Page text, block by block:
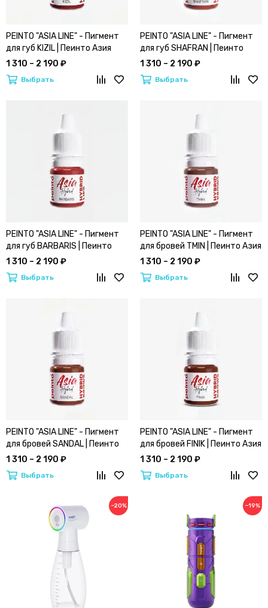
PEINTO "ASIA LINE" - Пигмент
для губ KIZIL | Пеинто Азия
Лайн (Кизил)
1 310 – 2 190 ₽
Выбрать
PEINTO "ASIA LINE" - Пигмент
для губ SHAFRAN | Пеинто
Азия Лайн (Шафран)
1 310 – 2 190 ₽
Выбрать
PEINTO "ASIA LINE" - Пигмент
для губ BARBARIS | Пеинто
Азия Лайн (Барбарис)
1 310 – 2 190 ₽
Выбрать
PEINTO "ASIA LINE" - Пигмент
для бровей TMIN | Пеинто Азия
Лайн (Тмин)
1 310 – 2 190 ₽
Выбрать
PEINTO "ASIA LINE" - Пигмент
для бровей SANDAL | Пеинто
Азия Лайн (Сандал)
1 310 – 2 190 ₽
Выбрать
PEINTO "ASIA LINE" - Пигмент
для бровей FINIK | Пеинто Азия
Лайн (Финик)
1 310 – 2 190 ₽
Выбрать
−20% −19%